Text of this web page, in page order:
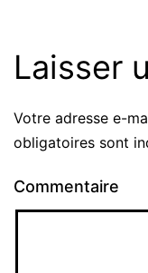
Laisser
Votre adresse e-
obligatoires sont
Commentaire